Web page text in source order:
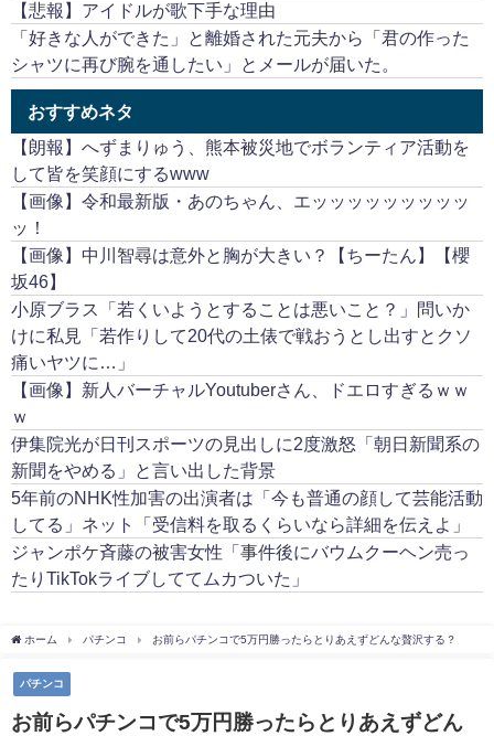
【悲報】アイドルが歌下手な理由
「好きな人ができた」と離婚された元夫から「君の作った
シャツに再び腕を通したい」とメールが届いた。
おすすめネタ
【朗報】へずまりゅう、熊本被災地でボランティア活動を
して皆を笑顔にするwww
【画像】令和最新版・あのちゃん、エッッッッッッッッッ
ッ！
【画像】中川智尋は意外と胸が大きい？【ちーたん】【櫻
坂46】
小原ブラス「若くいようとすることは悪いこと？」問いか
けに私見「若作りして20代の土俵で戦おうとし出すとクソ
痛いヤツに…」
【画像】新人バーチャルYoutuberさん、ドエロすぎるｗｗ
ｗ
伊集院光が日刊スポーツの見出しに2度激怒「朝日新聞系の
新聞をやめる」と言い出した背景
5年前のNHK性加害の出演者は「今も普通の顔して芸能活動
してる」ネット「受信料を取るくらいなら詳細を伝えよ」
ジャンポケ斉藤の被害女性「事件後にバウムクーヘン売っ
たりTikTokライブしててムカついた」
ホーム パチンコ お前らパチンコで5万円勝ったらとりあえずどんな贅沢する？
パチンコ
お前らパチンコで5万円勝ったらとりあえずどん